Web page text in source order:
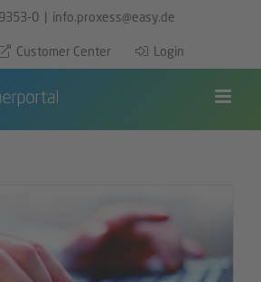
0 | info.proxess@easy.de
Customer Center
Login